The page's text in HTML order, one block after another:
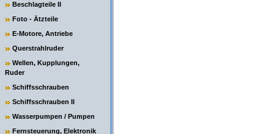
Beschlagteile II
Foto - Ätzteile
E-Motore, Antriebe
Querstrahlruder
Wellen, Kupplungen,
Ruder
Schiffsschrauben
Schiffsschrauben II
Wasserpumpen / Pumpen
Fernsteuerung, Elektronik